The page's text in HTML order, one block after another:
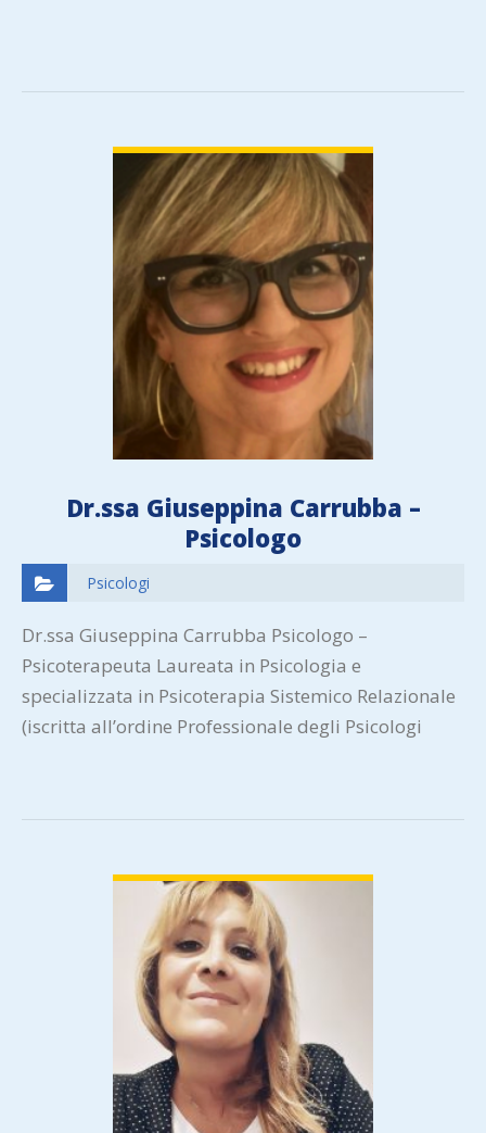
Dr.ssa Giuseppina Carrubba –
Psicologo
Psicologi
Dr.ssa Giuseppina Carrubba Psicologo –
Psicoterapeuta Laureata in Psicologia e
specializzata in Psicoterapia Sistemico Relazionale
(iscritta all’ordine Professionale degli Psicologi